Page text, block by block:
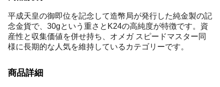
平成天皇の御即位を記念して造幣局が発行した純金製の記
念金貨で、30gという重さとK24の高純度が特徴です。資
産性と収集価値を併せ持ち、オメガ スピードマスター同
様に長期的な人気を維持しているカテゴリーです。
商品詳細